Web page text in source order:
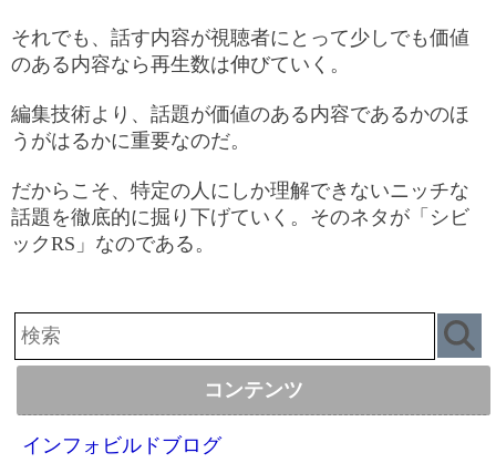
それでも、話す内容が視聴者にとって少しでも価値
のある内容なら再生数は伸びていく。
編集技術より、話題が価値のある内容であるかのほ
うがはるかに重要なのだ。
だからこそ、特定の人にしか理解できないニッチな
話題を徹底的に掘り下げていく。そのネタが「シビ
ックRS」なのである。
コンテンツ
インフォビルドブログ